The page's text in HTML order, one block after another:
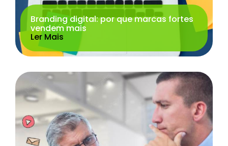
Branding digital: por que marcas fortes
vendem mais
Ler Mais